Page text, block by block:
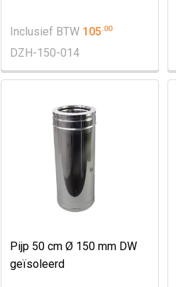
Inclusief BTW 105.00
DZH-150-014
Pijp 50 cm Ø 150 mm DW
geïsoleerd